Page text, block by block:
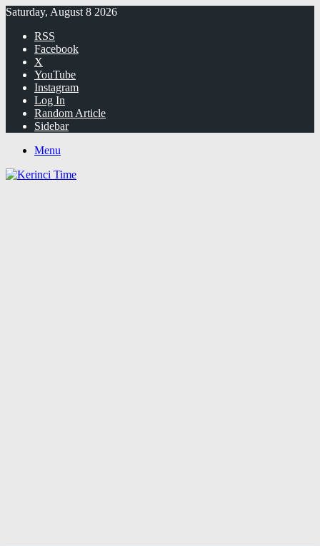
Saturday, August 8 2026
RSS
Facebook
X
YouTube
Instagram
Log In
Random Article
Sidebar
Menu